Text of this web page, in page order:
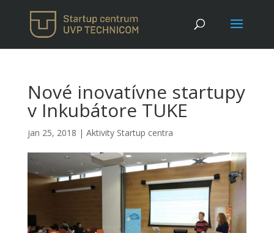
Nové inovatívne startupy
v Inkubátore TUKE
jan 25, 2018 | Aktivity Startup centra